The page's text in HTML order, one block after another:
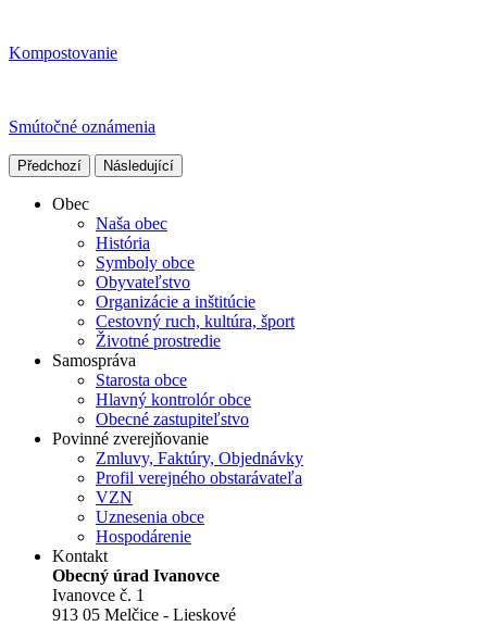
Kompostovanie
Smútočné oznámenia
Předchozí Následující
Obec
Naša obec
História
Symboly obce
Obyvateľstvo
Organizácie a inštitúcie
Cestovný ruch, kultúra, šport
Životné prostredie
Samospráva
Starosta obce
Hlavný kontrolór obce
Obecné zastupiteľstvo
Povinné zverejňovanie
Zmluvy, Faktúry, Objednávky
Profil verejného obstarávateľa
VZN
Uznesenia obce
Hospodárenie
Kontakt
Obecný úrad Ivanovce
Ivanovce č. 1
913 05 Melčice - Lieskové